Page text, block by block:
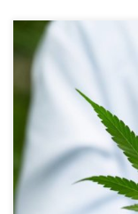
Narkotyki to
człowieka. Po
danej osoby
czuje się